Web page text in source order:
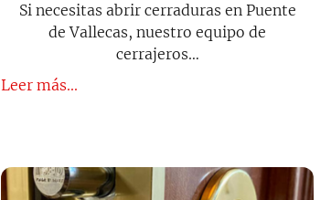
Si necesitas abrir cerraduras en Puente
de Vallecas, nuestro equipo de
cerrajeros…
Leer más...